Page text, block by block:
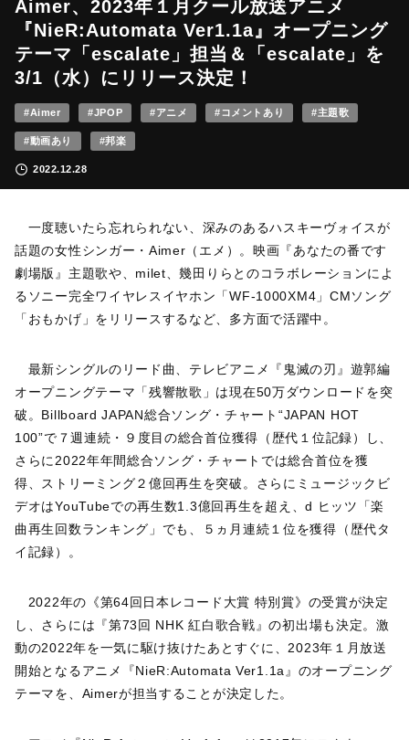
Aimer、2023年１月クール放送アニメ
『NieR:Automata Ver1.1a』オープニング
テーマ「escalate」担当＆「escalate」を
3/1（水）にリリース決定！
#Aimer #JPOP #アニメ #コメントあり #主題歌
#動画あり #邦楽
2022.12.28
一度聴いたら忘れられない、深みのあるハスキーヴォイスが
話題の女性シンガー・Aimer（エメ）。映画『あなたの番です
劇場版』主題歌や、milet、幾田りらとのコラボレーションによ
るソニー完全ワイヤレスイヤホン「WF-1000XM4」CMソング
「おもかげ」をリリースするなど、多方面で活躍中。
最新シングルのリード曲、テレビアニメ『鬼滅の刃』遊郭編
オープニングテーマ「残響散歌」は現在50万ダウンロードを突
破。Billboard JAPAN総合ソング・チャート“JAPAN HOT
100”で７週連続・９度目の総合首位獲得（歴代１位記録）し、
さらに2022年年間総合ソング・チャートでは総合首位を獲
得、ストリーミング２億回再生を突破。さらにミュージックビ
デオはYouTubeでの再生数1.3億回再生を超え、d ヒッツ「楽
曲再生回数ランキング」でも、５ヵ月連続１位を獲得（歴代タ
イ記録）。
2022年の《第64回日本レコード大賞 特別賞》の受賞が決定
し、さらには『第73回 NHK 紅白歌合戦』の初出場も決定。激
動の2022年を一気に駆け抜けたあとすぐに、2023年１月放送
開始となるアニメ『NieR:Automata Ver1.1a』のオープニング
テーマを、Aimerが担当することが決定した。